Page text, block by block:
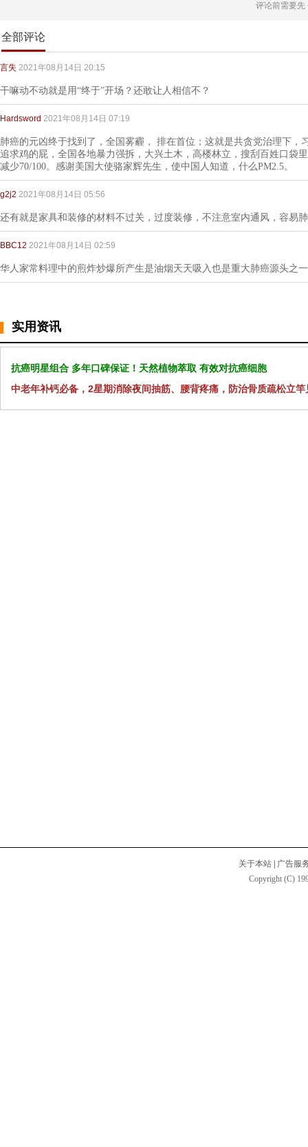
评论前需要先
全部评论
言失 2021年08月14日 20:15
干嘛动不动就是用“终于”开场？还敢让人相信不？
Hardsword 2021年08月14日 07:19
肺癌的元凶终于找到了，全国雾霾， 排在首位；这就是共贪党治理下，
追求鸡的屁，全国各地暴力强拆，大兴土木，高楼林立，搜刮百姓口袋
减少70/100。感谢美国大使骆家辉先生，使中国人知道，什么PM2.5。
g2j2 2021年08月14日 05:56
还有就是家具和装修的材料不过关，过度装修，不注意室内通风，容易
BBC12 2021年08月14日 02:59
华人家常料理中的煎炸炒爆所产生是油烟天天吸入也是重大肺癌源头之一
实用资讯
抗癌明星组合 多年口碑保证！天然植物萃取 有效对抗癌细胞
中老年补钙必备，2星期消除夜间抽筋、腰背疼痛，防治骨质疏松立竿
关于本站
广告服
Copyright (C)